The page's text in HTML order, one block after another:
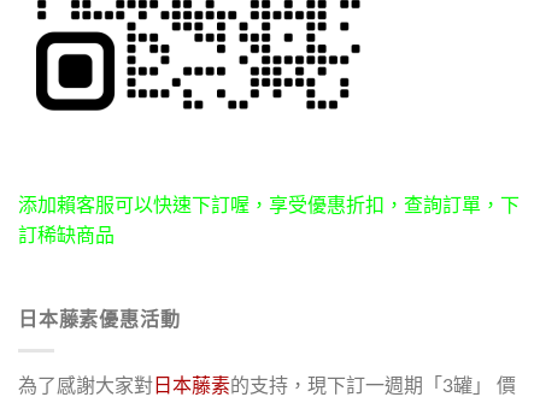
添加賴客服可以快速下訂喔，享受優惠折扣，查詢訂單，下
訂稀缺商品
日本藤素優惠活動
為了感謝大家對 日本藤素的支持，現下訂一週期「3罐」 價